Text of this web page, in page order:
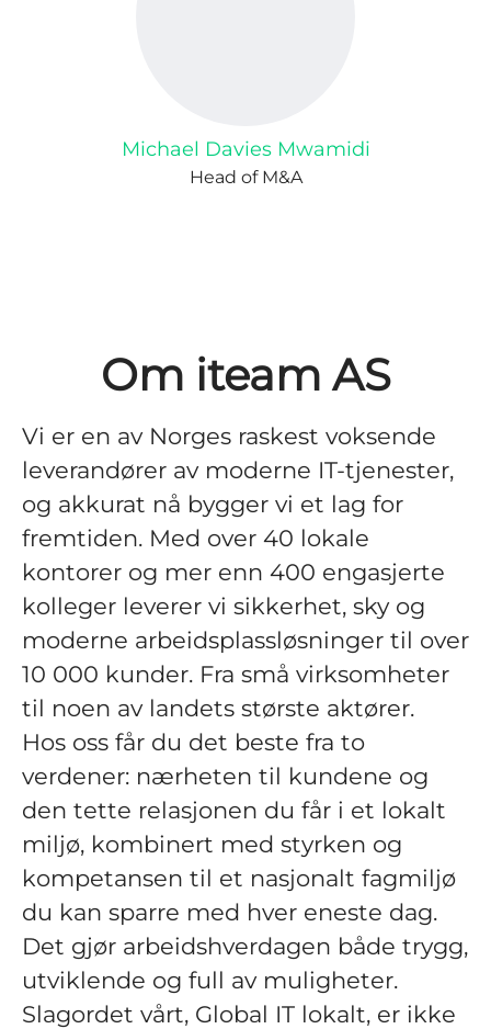
Michael Davies Mwamidi
Head of M&A
Om iteam AS
Vi er en av Norges raskest voksende
leverandører av moderne IT-tjenester,
og akkurat nå bygger vi et lag for
fremtiden. Med over 40 lokale
kontorer og mer enn 400 engasjerte
kolleger leverer vi sikkerhet, sky og
moderne arbeidsplassløsninger til over
10 000 kunder. Fra små virksomheter
til noen av landets største aktører.
Hos oss får du det beste fra to
verdener: nærheten til kundene og
den tette relasjonen du får i et lokalt
miljø, kombinert med styrken og
kompetansen til et nasjonalt fagmiljø
du kan sparre med hver eneste dag.
Det gjør arbeidshverdagen både trygg,
utviklende og full av muligheter.
Slagordet vårt, Global IT lokalt, er ikke